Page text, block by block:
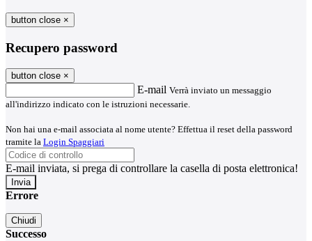
button close ×
Recupero password
button close ×
E-mail Verrà inviato un messaggio
all'indirizzo indicato con le istruzioni necessarie.
Non hai una e-mail associata al nome utente? Effettua il reset della password
tramite la Login Spaggiari
E-mail inviata, si prega di controllare la casella di posta elettronica!
Errore
Chiudi
Successo